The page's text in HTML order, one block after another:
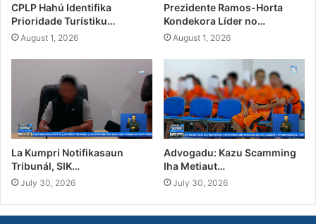
CPLP Hahú Identifika
Prioridade Turístiku…
August 1, 2026
Prezidente Ramos-Horta
Kondekora Líder no…
August 1, 2026
La Kumpri Notifikasaun
Tribunál, SIK…
July 30, 2026
Advogadu: Kazu Scamming
Iha Metiaut…
July 30, 2026